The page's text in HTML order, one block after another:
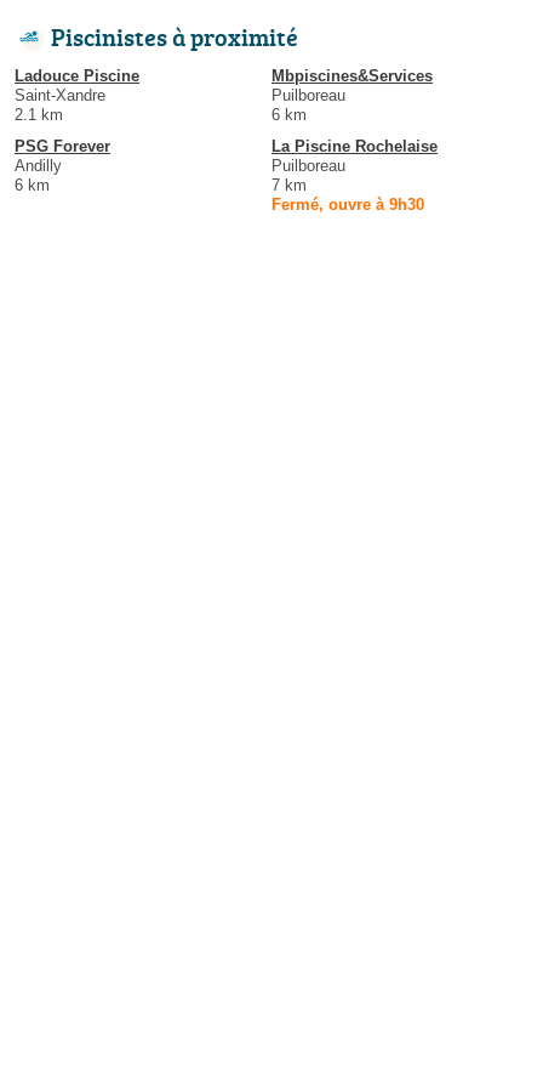
Piscinistes à proximité
Ladouce Piscine
Saint-Xandre
2.1 km
Mbpiscines&Services
Puilboreau
6 km
PSG Forever
Andilly
6 km
La Piscine Rochelaise
Puilboreau
7 km
Fermé, ouvre à 9h30